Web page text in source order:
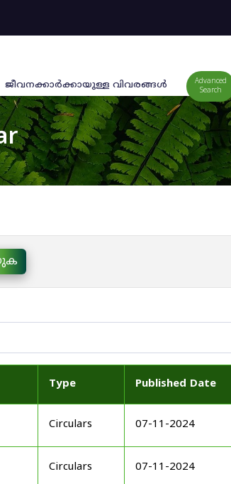
ജീവനക്കാര്‍ക്കായുള്ള വിവരങ്ങള്‍
Advanced
Search
Type Published Date
Circulars 07-11-2024
Circulars 07-11-2024